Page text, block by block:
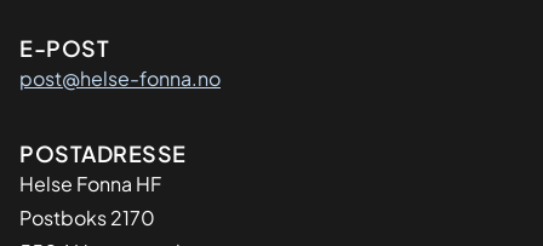
E-POST
post@helse-fonna.no
Adresse
POSTADRESSE
​Helse Fonna HF
Postboks 2170